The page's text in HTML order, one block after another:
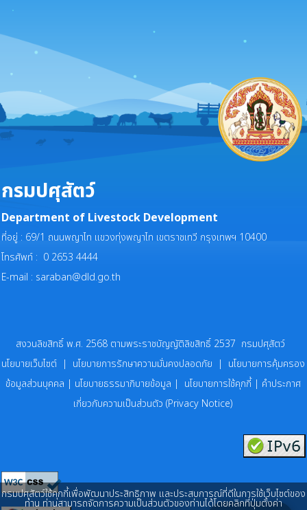
กรมปศุสัตว์
Department of Livestock Development
ที่อยู่ : 69/1 ถนนพญาไท แขวงทุ่งพญาไท เขตราชเทวี กรุงเทพฯ 10400
โทรศัพท์ : 0 2653 4444
E-mail : saraban@dld.go.th
สงวนลิขสิทธิ์ พ.ศ. 2568 ตามพระราชบัญญัติลิขสิทธิ์ 2537 กรมปศุสัตว์
นโยบายเว็บไซต์ | นโยบายการรักษาความมั่นคงปลอดภัย | นโยบายการคุ้มครอง
ข้อมูลส่วนบุคคล | นโยบายธรรมาภิบายข้อมูล | นโยบายการใช้คุกกี้ | คำประกาศ
เกี่ยวกับความเป็นส่วนตัว (Privacy Notice)
กรมปศุสัตว์ใช้คุกกี้เพื่อพัฒนาประสิทธิภาพ และประสบการณ์ที่ดีในการใช้เว็บไซต์ของ
ท่าน ท่านสามารถจัดการความเป็นส่วนตัวของท่านได้โดยคลิกที่ปุ่มตั้งค่า